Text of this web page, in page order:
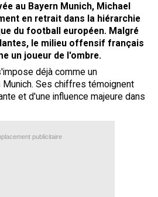
au Bayern Munich, Michael
en retrait dans la hiérarchie
du football européen. Malgré
le milieu offensif français
un joueur de l'ombre.
déjà comme un
Munich. Ses chiffres témoignent
et d'une influence majeure dans
publicitaire